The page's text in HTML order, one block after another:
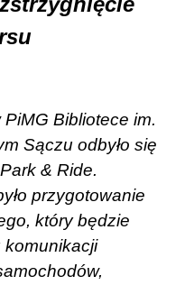
PiMG Bibliotece im.
Sączu odbyło się
& Ride.
przygotowanie
który będzie
komunikacji